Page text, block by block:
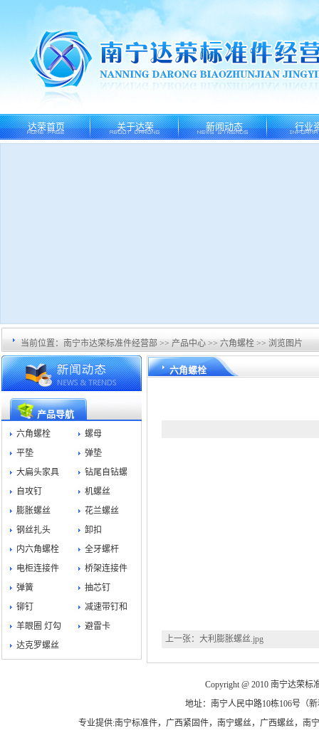
达荣首页 关于达荣 新闻动态 行业
当前位置： 南宁市达荣标准件经营部 >> 产品中心 >> 六角螺栓 >> 浏览图片
产品导航
六角螺栓
螺母
平垫
弹垫
大扁头家具
钻尾自钻螺
自攻钉
机螺丝
膨胀螺丝
花兰螺丝
钢丝扎头
卸扣
内六角螺栓
全牙螺杆
电柜连接件
桥架连接件
弹簧
抽芯钉
铆钉
减速带钉和
羊眼圈 灯勾
避雷卡
达克罗螺丝
六角螺栓
上一张： 大利膨胀螺丝.jpg
Copyright @ 2010 南宁达荣标
地址：南宁人民中路10栋106号（
专业提供:南宁标准件，广西紧固件，南宁螺丝，广西螺丝，南